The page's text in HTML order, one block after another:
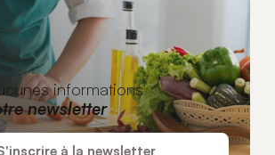
informations
newsletter
à la newsletter